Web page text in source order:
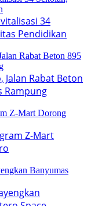
34
Pendidikan
Rabat Beton
Rampung
Z-Mart